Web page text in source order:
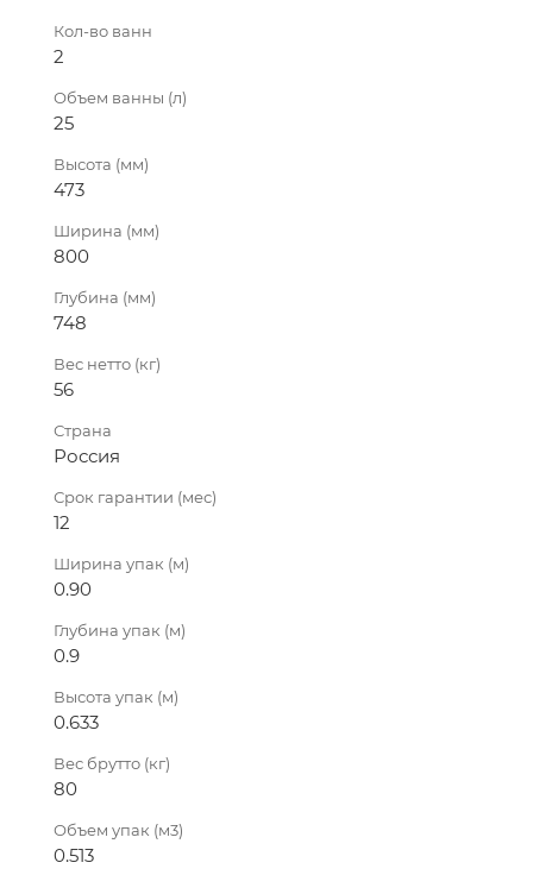
Кол-во ванн
2
Объем ванны (л)
25
Высота (мм)
473
Ширина (мм)
800
Глубина (мм)
748
Вес нетто (кг)
56
Страна
Россия
Срок гарантии (мес)
12
Ширина упак (м)
0.90
Глубина упак (м)
0.9
Высота упак (м)
0.633
Вес брутто (кг)
80
Объем упак (м3)
0.513